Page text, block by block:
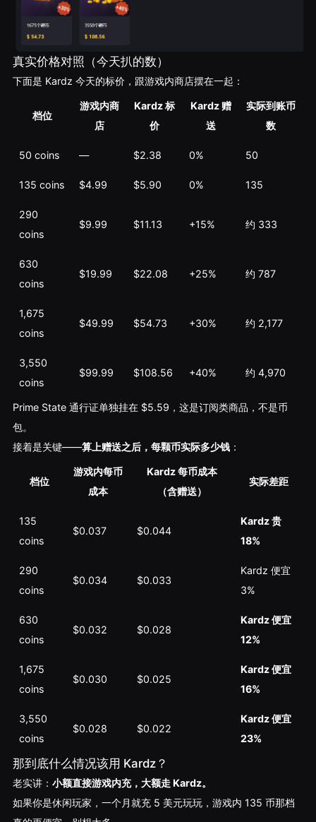
真实价格对照（今天扒的数）
下面是 Kardz 今天的标价，跟游戏内商店摆在一起：
档位
游戏内商
店
Kardz 标
价
Kardz 赠
送
实际到账币
数
50 coins — $2.38 0% 50
135 coins $4.99 $5.90 0% 135
290
coins
$9.99 $11.13 +15% 约 333
630
coins
$19.99 $22.08 +25% 约 787
1,675
coins
$49.99 $54.73 +30% 约 2,177
3,550
coins
$99.99 $108.56 +40% 约 4,970
Prime State 通行证单独挂在 $5.59，这是订阅类商品，不是币
包。
接着是关键——算上赠送之后，每颗币实际多少钱：
档位
游戏内每币
成本
Kardz 每币成本
（含赠送）
实际差距
135
coins
$0.037 $0.044
Kardz 贵
18%
290
coins
$0.034 $0.033
Kardz 便宜
3%
630
coins
$0.032 $0.028
Kardz 便宜
12%
1,675
coins
$0.030 $0.025
Kardz 便宜
16%
3,550
coins
$0.028 $0.022
Kardz 便宜
23%
那到底什么情况该用 Kardz？
老实讲： 小额直接游戏内充，大额走 Kardz。
如果你是休闲玩家，一个月就充 5 美元玩玩，游戏内 135 币那档